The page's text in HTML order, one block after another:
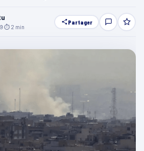
⏱ 2 min
Partager